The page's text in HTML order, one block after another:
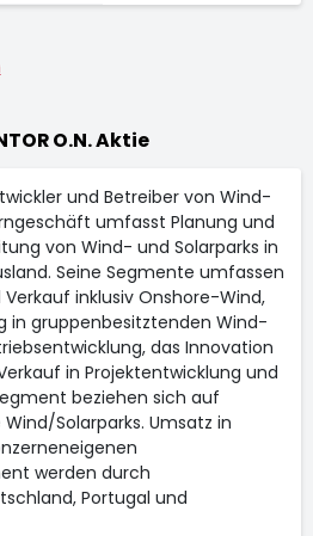
O.N. Aktie
und Betreiber von Wind-
umfasst Planung und
von Wind- und Solarparks in
Seine Segmente umfassen
inklusiv Onshore-Wind,
in gruppenbesitztenden Wind-
das Innovation
in Projektentwicklung und
beziehen sich auf
Solarparks. Umsatz in
werden durch
Portugal und